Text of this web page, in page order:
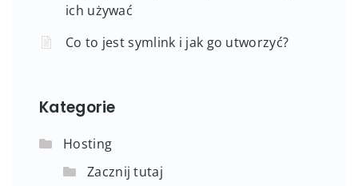
ich używać
Co to jest symlink i jak go utworzyć?
Kategorie
Hosting
Zacznij tutaj